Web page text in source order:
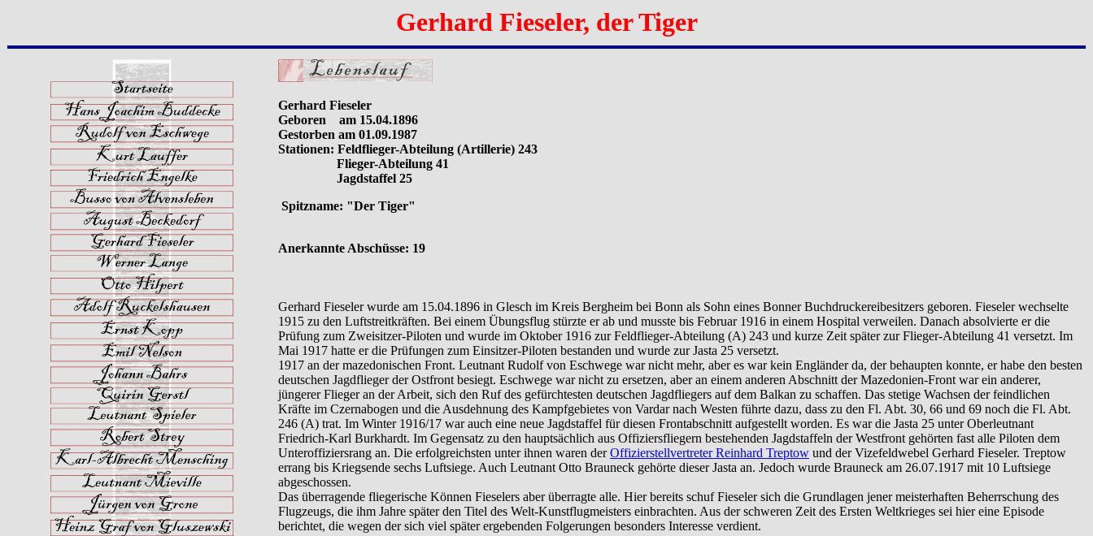
Gerhard Fieseler, der Tiger
Gerhard Fieseler
Geboren am 15.04.1896
Gestorben am 01.09.1987
Stationen: Feldflieger-Abteilung (Artillerie) 243
Flieger-Abteilung 41
Jagdstaffel 25
Spitzname: "Der Tiger"
Anerkannte Abschüsse: 19
Gerhard Fieseler wurde am 15.04.1896 in Glesch im Kreis Bergheim bei Bonn als Sohn eines Bonner Buchdruckereibesitzers geboren. Fieseler wechselte
1915 zu den Luftstreitkräften. Bei einem Übungsflug stürzte er ab und musste bis Februar 1916 in einem Hospital verweilen. Danach absolvierte er die
Prüfung zum Zweisitzer-Piloten und wurde im Oktober 1916 zur Feldflieger-Abteilung (A) 243 und kurze Zeit später zur Flieger-Abteilung 41 versetzt. Im
Mai 1917 hatte er die Prüfungen zum Einsitzer-Piloten bestanden und wurde zur Jasta 25 versetzt.
1917 an der mazedonischen Front. Leutnant Rudolf von Eschwege war nicht mehr, aber es war kein Engländer da, der behaupten konnte, er habe den besten
deutschen Jagdflieger der Ostfront besiegt. Eschwege war nicht zu ersetzen, aber an einem anderen Abschnitt der Mazedonien-Front war ein anderer,
jüngerer Flieger an der Arbeit, sich den Ruf des gefürchtesten deutschen Jagdfliegers auf dem Balkan zu schaffen. Das stetige Wachsen der feindlichen
Kräfte im Czernabogen und die Ausdehnung des Kampfgebietes von Vardar nach Westen führte dazu, dass zu den Fl. Abt. 30, 66 und 69 noch die Fl. Abt.
246 (A) trat. Im Winter 1916/17 war auch eine neue Jagdstaffel für diesen Frontabschnitt aufgestellt worden. Es war die Jasta 25 unter Oberleutnant
Friedrich-Karl Burkhardt. Im Gegensatz zu den hauptsächlich aus Offiziersfliegern bestehenden Jagdstaffeln der Westfront gehörten fast alle Piloten dem
Unteroffiziersrang an. Die erfolgreichsten unter ihnen waren derOffizierstellvertreter Reinhard Treptow und der Vizefeldwebel Gerhard Fieseler. Treptow
errang bis Kriegsende sechs Luftsiege. Auch Leutnant Otto Brauneck gehörte dieser Jasta an. Jedoch wurde Brauneck am 26.07.1917 mit 10 Luftsiege
abgeschossen.
Das überragende fliegerische Können Fieselers aber überragte alle. Hier bereits schuf Fieseler sich die Grundlagen jener meisterhaften Beherrschung des
Flugzeugs, die ihm Jahre später den Titel des Welt-Kunstflugmeisters einbrachten. Aus der schweren Zeit des Ersten Weltkrieges sei hier eine Episode
berichtet, die wegen der sich viel später ergebenden Folgerungen besonders Interesse verdient.